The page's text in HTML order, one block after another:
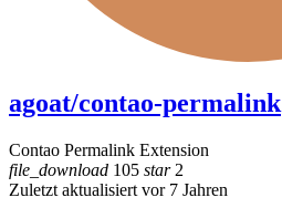
agoat/contao-permalink
Contao Permalink Extension
file_download 105 star2
Zuletzt aktualisiert vor 7 Jahren